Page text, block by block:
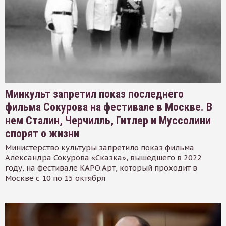
Минкульт запретил показ последнего
фильма Сокурова на фестивале в Москве. В
нем Сталин, Черчилль, Гитлер и Муссолини
спорят о жизни
Министерство культуры запретило показ фильма
Александра Сокурова «Сказка», вышедшего в 2022
году, на фестивале КАРО.Арт, который проходит в
Москве с 10 по 15 октября